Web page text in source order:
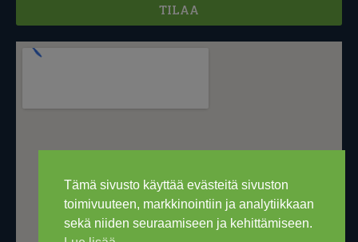
Tämä sivusto käyttää evästeitä sivuston
toimivuuteen, markkinointiin ja analytiikkaan
sekä niiden seuraamiseen ja kehittämiseen.
TILAA